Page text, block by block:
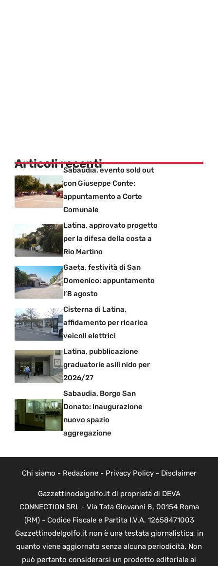
Articoli recentiSabaudia, evento sold out
con Giuseppe Conte:
appuntamento a Corte
Comunale
Latina, approvato progetto
per la difesa della costa a
Rio Martino
Gaeta, festività di San
Domenico: appuntamento
l’8 agosto
Cisterna di Latina,
affidamento per ricarica
veicoli elettrici
Latina, pubblicazione
graduatorie asili nido per
2026/27
Sabaudia, Borgo San
Donato: inaugurazione
nuovo spazio
aggregazione
Chi siamo - Redazione- Privacy Policy- Disclaimer
Gazzettinodelgolfo.it di proprietà di DEVA
CONNECTION SRL - Via Tata Giovanni 8, 00154 Roma
(RM) - Codice Fiscale e Partita I.V.A. 12658471003
Gazzettinodelgolfo.it non è una testata giornalistica, in
quanto viene aggiornato senza alcuna periodicità. Non
può pertanto considerarsi un prodotto editoriale ai